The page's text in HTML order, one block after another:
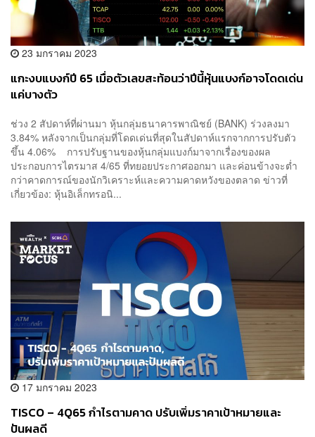
23 มกราคม 2023
แกะงบแบงก์ปี 65 เมื่อตัวเลขสะท้อนว่าปีนี้หุ้นแบงก์อาจโดดเด่น
แค่บางตัว
ช่วง 2 สัปดาห์ที่ผ่านมา หุ้นกลุ่มธนาคารพาณิชย์ (BANK) ร่วงลงมา
3.84% หลังจากเป็นกลุ่มที่โดดเด่นที่สุดในสัปดาห์แรกจากการปรับตัว
ขึ้น 4.06% การปรับฐานของหุ้นกลุ่มแบงก์มาจากเรื่องของผล
ประกอบการไตรมาส 4/65 ที่ทยอยประกาศออกมา และค่อนข้างจะต่ำ
กว่าคาดการณ์ของนักวิเคราะห์และความคาดหวังของตลาด ข่าวที่
เกี่ยวข้อง: หุ้นอิเล็กทรอนิ...
17 มกราคม 2023
TISCO – 4Q65 กำไรตามคาด ปรับเพิ่มราคาเป้าหมายและ
ปันผลดี